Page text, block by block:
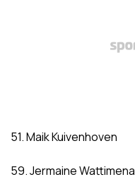
51. Maik Kuivenhoven
59. Jermaine Wattimena